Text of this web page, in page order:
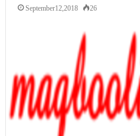
September 12, 2018 26